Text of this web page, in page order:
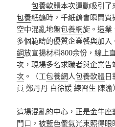
包養軟體本次運動吸引了
包養紙鶴時，千紙鶴會瞬間
空中混亂地盤包養網旋。造業
多個範疇的優質企業餐與加
網放宣揚材料800余份，線上
次，現場多名求職者與企業
次 。（工包養網人包養軟體日
員 鄭丹丹 白徐媛 練習生 陳渝）
這場混亂的中心，正是金牛
門口，被藍色傻氣光束照得眼